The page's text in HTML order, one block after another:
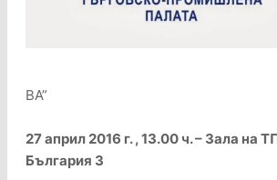
ВА”
27 април 2016 г. , 13.00 ч. – Зала на
България 3